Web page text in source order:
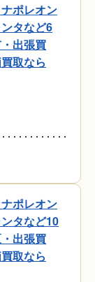
ポレオン
タなど6
出張買
取なら
ポレオン
タなど10
出張買
取なら